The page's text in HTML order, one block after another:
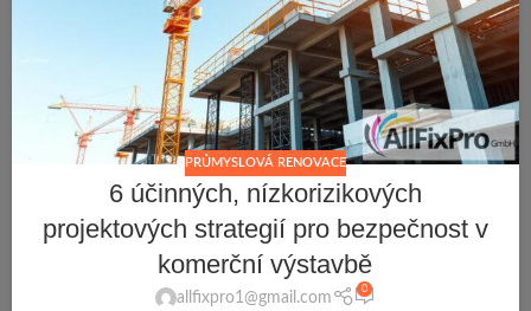
PRŮMYSLOVÁ RENOVACE
6 účinných, nízkorizikových
projektových strategií pro bezpečnost v
komerční výstavbě
allfixpro1@gmail.com
0